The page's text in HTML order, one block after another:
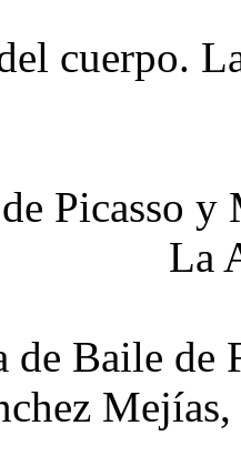
cuerpo.
Picasso
La
de Baile de